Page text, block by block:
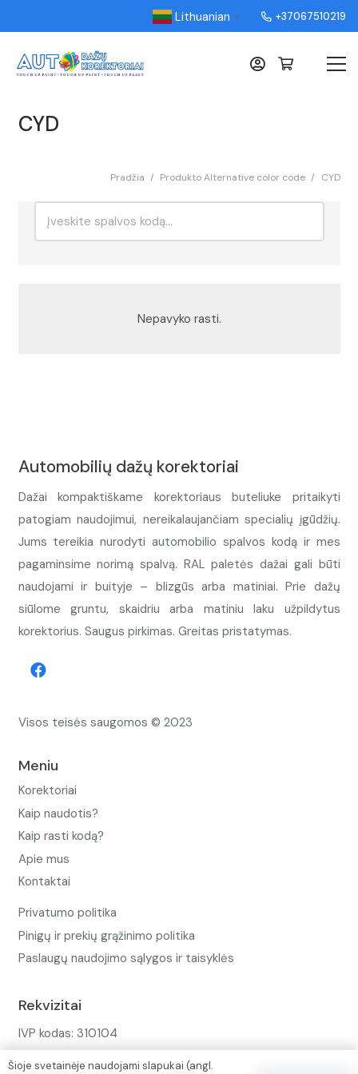
Lithuanian ▼ +37067510219
CYD
Pradžia / Produkto Alternative color code / CYD
Nepavyko rasti.
Automobilių dažų korektoriai
Dažai kompaktiškame korektoriaus buteliuke pritaikyti
patogiam naudojimui, nereikalaujančiam specialių įgūdžių.
Jums tereikia nurodyti automobilio spalvos kodą ir mes
pagaminsime norimą spalvą. RAL paletės dažai gali būti
naudojami ir buityje – blizgūs arba matiniai. Prie dažų
siūlome gruntu, skaidriu arba matiniu laku užpildytus
korektorius. Saugus pirkimas. Greitas pristatymas.
Visos teisės saugomos © 2023
Meniu
Korektoriai
Kaip naudotis?
Kaip rasti kodą?
Apie mus
Kontaktai
Privatumo politika
Pinigų ir prekių grąžinimo politika
Paslaugų naudojimo sąlygos ir taisyklės
Rekvizitai
IVP kodas: 310104
Šioje svetainėje naudojami slapukai (angl.